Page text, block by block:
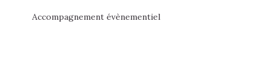
Accompagnement évènementiel